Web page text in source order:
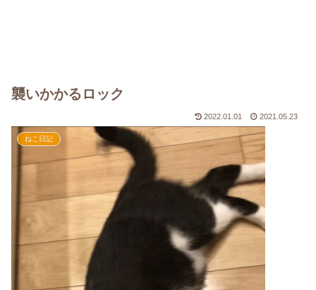
襲いかかるロック
2022.01.01 2021.05.23
ねこ日記